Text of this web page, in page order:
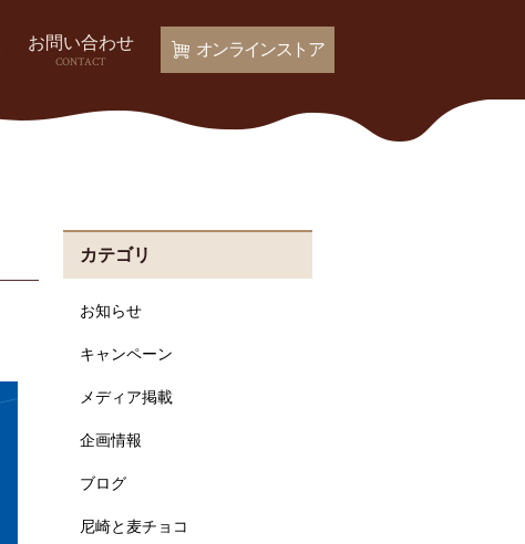
お問い合わせ
CONTACT
オンラインストア
カテゴリ
お知らせ
キャンペーン
メディア掲載
企画情報
ブログ
尼崎と麦チョコ